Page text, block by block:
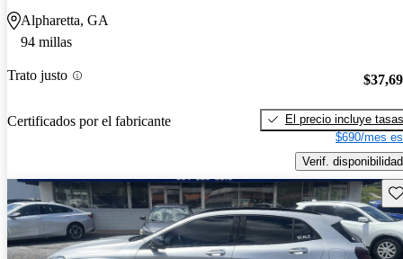
Alpharetta, GA
94 millas
Trato justo
Certificados por el fabricante
El precio incluye tasas
$690/mes
Verif. disponibilidad